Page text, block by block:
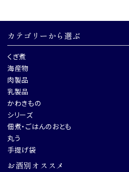
カテゴリーから選ぶ
くぎ煮
海産物
肉製品
乳製品
かわきもの
シリーズ
佃煮・ごはんのおとも
丸う
手提げ袋
お酒別オススメ